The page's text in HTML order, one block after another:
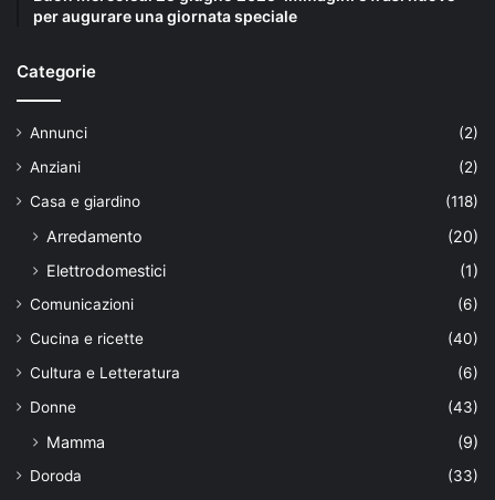
per augurare una giornata speciale
Categorie
Annunci
(2)
Anziani
(2)
Casa e giardino
(118)
Arredamento
(20)
Elettrodomestici
(1)
Comunicazioni
(6)
Cucina e ricette
(40)
Cultura e Letteratura
(6)
Donne
(43)
Mamma (9)
Doroda
(33)